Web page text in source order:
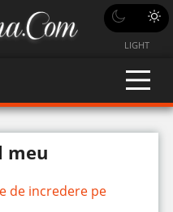
LIGHT
meu
de incredere pe